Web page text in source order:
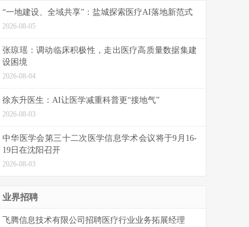
“一地建设、全域共享”：盐城探索医疗AI落地新范式
2026-08-05
张琼瑶：调动临床积极性，走出医疗高质量数据集建
设困境
2026-08-04
徐东升医生：AI让医学减重科普更“接地气”
2026-08-03
中华医学会第三十二次医学信息学术会议将于9月16-
19日在沈阳召开
2026-08-03
业界招聘
飞腾信息技术有限公司招聘医疗行业业务拓展经理